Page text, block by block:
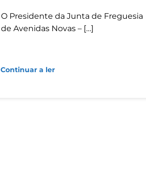
O Presidente da Junta de Freguesia
de Avenidas Novas – […]
Continuar a ler